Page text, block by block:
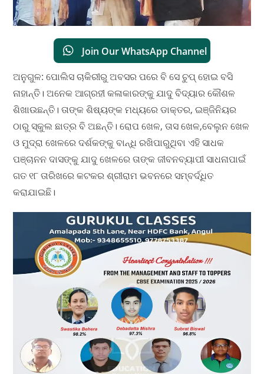
Join Our WhatsApp Channel
ଅନୁଗୁଳ: ପୋଲିସ ଚାକିରୀରୁ ଅବସର ପରେ ବି ସେ ଚୁପ୍ ହୋଇ ବସି
ନାହାନ୍ତି। ଅନେକ ଆଗ୍ରହୀ କଳାକାରଙ୍କୁ ଯାଦୁ ବିଦ୍ୟାର କୌଶଳ
ଶିଖାଉଛନ୍ତି। ତାଙ୍କ ଶିଷ୍ୟଙ୍କ ମଧ୍ୟରେ ଡାକ୍ତର, ଇଞ୍ଜିନିୟର
ଠାରୁ ସ୍କୁଲ ଛାତ୍ର ବି ଅଛନ୍ତି। ରୋପ ଖେଳ, ତାସ ଖେଳ,ବେଲୁନ ଖେଳ
ଓ ମୁଦ୍ରା ଖେଳରେ ଦର୍ଶକଙ୍କୁ ବାନ୍ଧି ରଖିପାରୁଥିବା ଏହି ସାଧକ
ପଞ୍ଚାନନ ଦାସଙ୍କୁ ଯାଦୁ ଖେଳରେ ତାଙ୍କ ଜୀବନବ୍ୟାପୀ ସାଧନାପାଇଁ
ଗତ ୧୮ ତାରିଖରେ କଟକର ଶ୍ରୀରାମ ଭବନରେ ସମ୍ବର୍ଦ୍ଧିତ
କରାଯାଇଛି।